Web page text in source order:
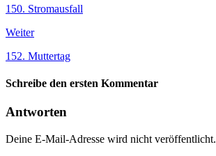
150. Stromausfall
Weiter
152. Muttertag
Schreibe den ersten Kommentar
Antworten
Deine E-Mail-Adresse wird nicht veröffentlicht.